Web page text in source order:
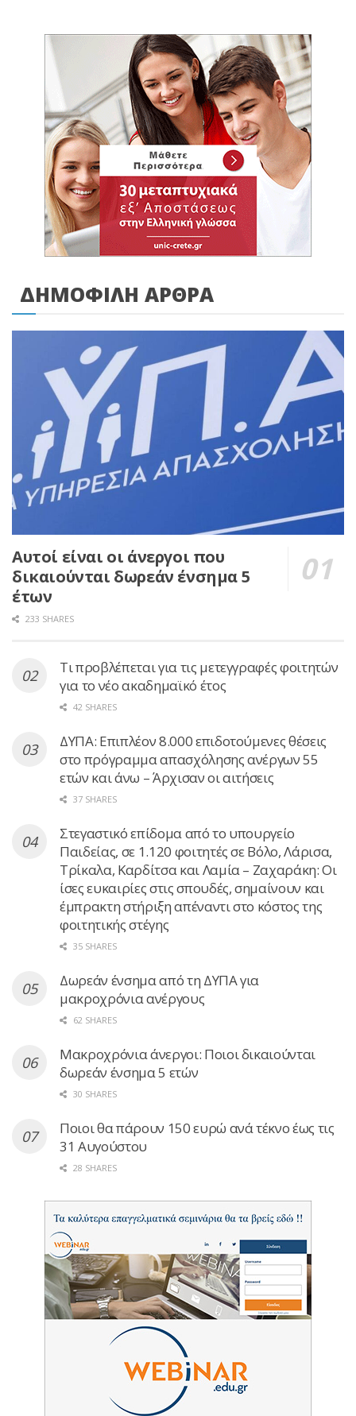
ΔΗΜΟΦΙΛΗ ΑΡΘΡΑ
Αυτοί είναι οι άνεργοι που
δικαιούνται δωρεάν ένσημα 5
έτων
233 SHARES
Τι προβλέπεται για τις μετεγγραφές φοιτητών
για το νέο ακαδημαϊκό έτος
42 SHARES
ΔΥΠΑ: Επιπλέον 8.000 επιδοτούμενες θέσεις
στο πρόγραμμα απασχόλησης ανέργων 55
ετών και άνω – Άρχισαν οι αιτήσεις
37 SHARES
Στεγαστικό επίδομα από το υπουργείο
Παιδείας, σε 1.120 φοιτητές σε Βόλο, Λάρισα,
Τρίκαλα, Καρδίτσα και Λαμία – Ζαχαράκη: Οι
ίσες ευκαιρίες στις σπουδές, σημαίνουν και
έμπρακτη στήριξη απέναντι στο κόστος της
φοιτητικής στέγης
35 SHARES
Δωρεάν ένσημα από τη ΔΥΠΑ για
μακροχρόνια ανέργους
62 SHARES
Μακροχρόνια άνεργοι: Ποιοι δικαιούνται
δωρεάν ένσημα 5 ετών
30 SHARES
Ποιοι θα πάρουν 150 ευρώ ανά τέκνο έως τις
31 Αυγούστου
28 SHARES